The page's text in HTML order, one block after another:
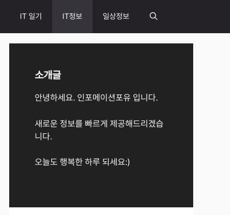
IT 일기 IT정보 일상정보
소개글
안녕하세요. 인포메이션포유 입니다.
새로운 정보를 빠르게 제공해드리겠습
니다.
오늘도 행복한 하루 되세요:)